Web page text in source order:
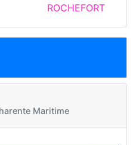
ROCHEFORT
Maritime